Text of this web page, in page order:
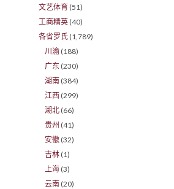
文艺体育 (51)
工商精英 (40)
各省罗氏 (1,789)
川渝 (188)
广东 (230)
湖南 (384)
江西 (299)
湖北 (66)
贵州 (41)
安徽 (32)
吉林 (1)
上海 (3)
云南 (20)